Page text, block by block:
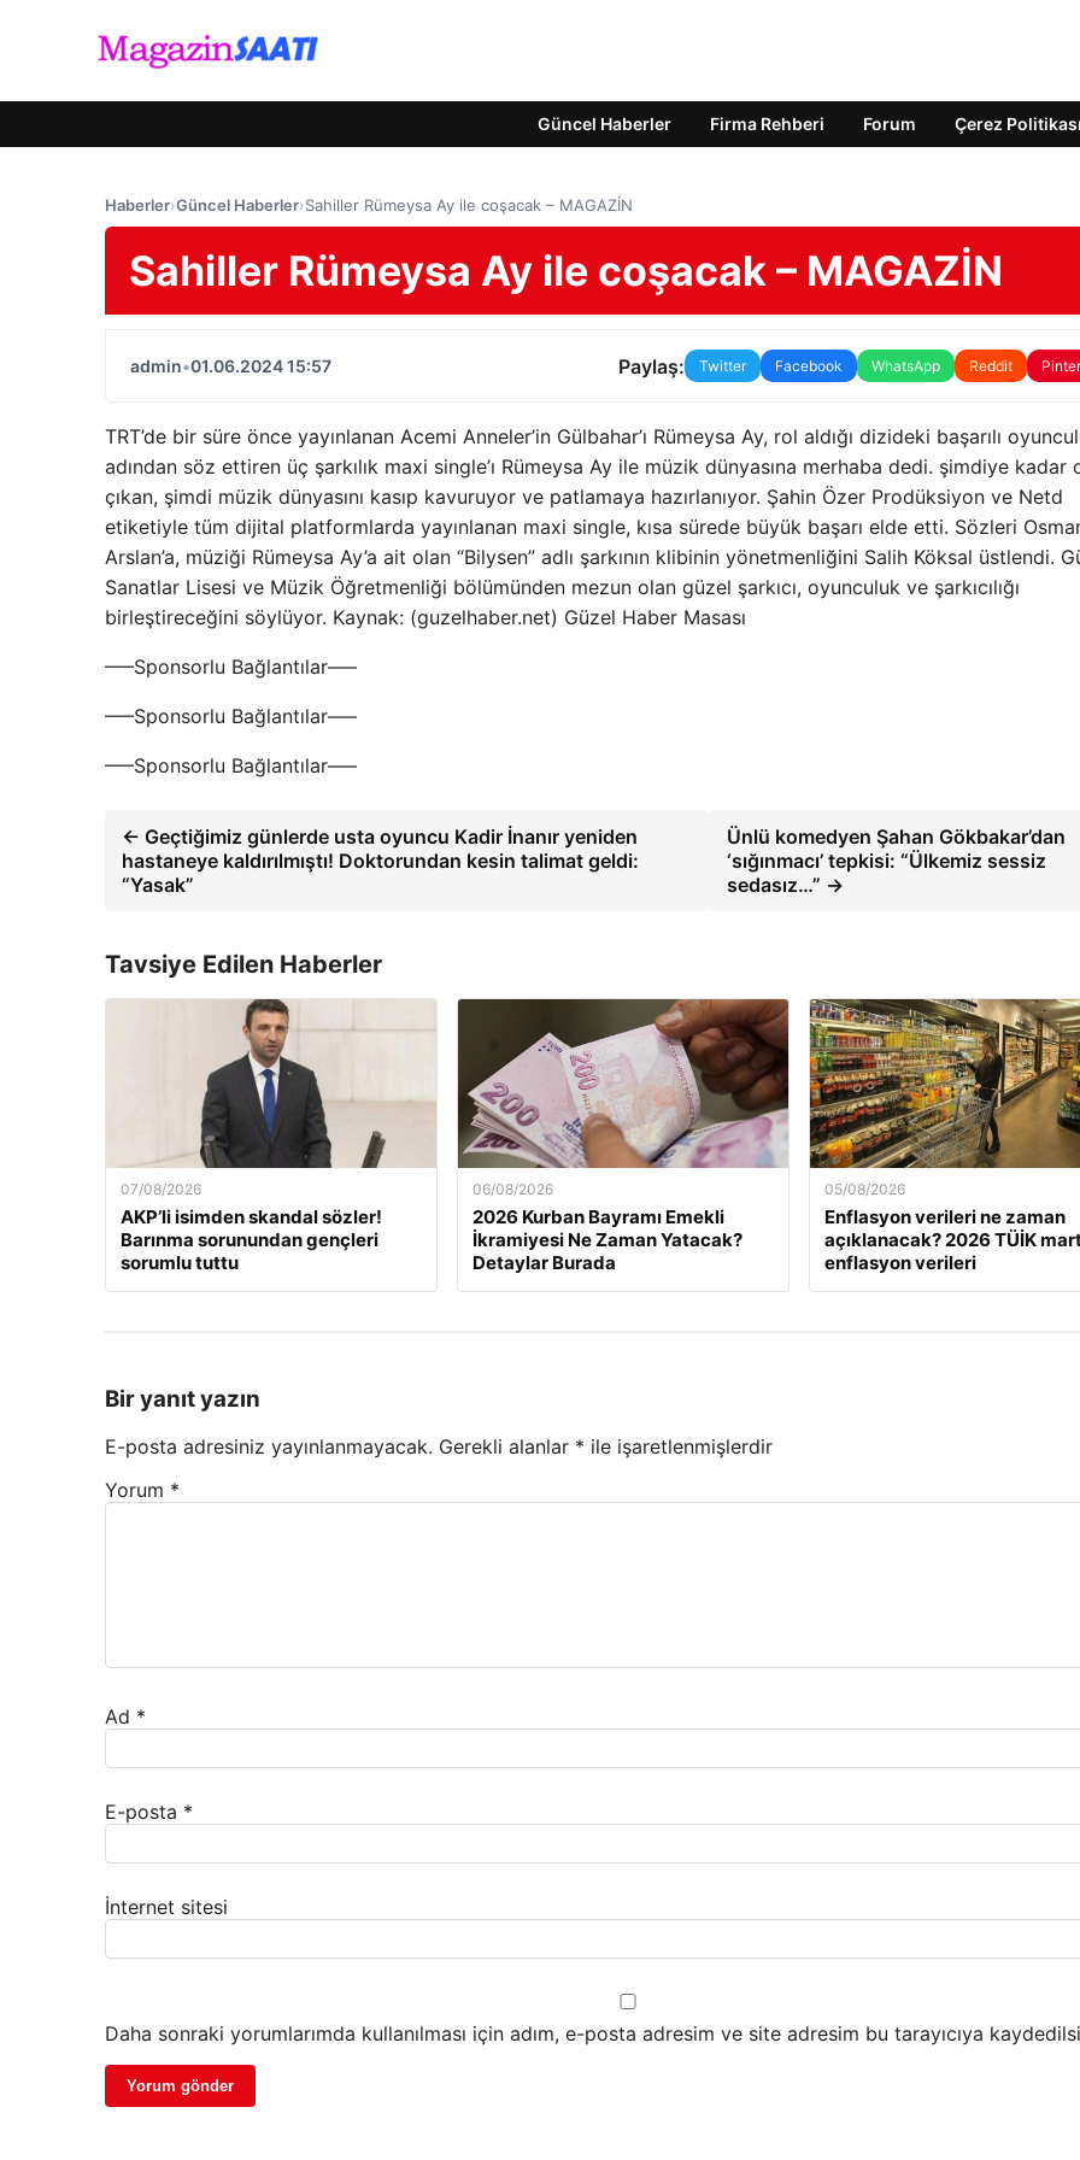
Güncel Haberler Firma Rehberi Forum Çerez Politikası
Haberler›Güncel Haberler›Sahiller Rümeysa Ay ile coşacak – MAGAZİN
Sahiller Rümeysa Ay ile coşacak – MAGAZİN
admin•01.06.2024 15:57 Paylaş: Twitter Facebook WhatsApp Reddit
TRT’de bir süre önce yayınlanan Acemi Anneler’in Gülbahar’ı Rümeysa Ay, rol aldığı dizideki başarılı
adından söz ettiren üç şarkılık maxi single’ı Rümeysa Ay ile müzik dünyasına merhaba dedi. şimdiye kadar
çıkan, şimdi müzik dünyasını kasıp kavuruyor ve patlamaya hazırlanıyor. Şahin Özer Prodüksiyon ve Netd
etiketiyle tüm dijital platformlarda yayınlanan maxi single, kısa sürede büyük başarı elde etti. Sözleri
Arslan’a, müziği Rümeysa Ay’a ait olan “Bilysen” adlı şarkının klibinin yönetmenliğini Salih Köksal üstlendi.
Sanatlar Lisesi ve Müzik Öğretmenliği bölümünden mezun olan güzel şarkıcı, oyunculuk ve şarkıcılığı
birleştireceğini söylüyor. Kaynak: (guzelhaber.net) Güzel Haber Masası
—–Sponsorlu Bağlantılar—–
—–Sponsorlu Bağlantılar—–
—–Sponsorlu Bağlantılar—–
← Geçtiğimiz günlerde usta oyuncu Kadir İnanır yeniden
hastaneye kaldırılmıştı! Doktorundan kesin talimat geldi:
“Yasak”
Ünlü komedyen Şahan Gökbakar’dan
‘sığınmacı’ tepkisi: “Ülkemiz sessiz
sedasız…” →
Tavsiye Edilen Haberler
07/08/2026
AKP’li isimden skandal sözler!
Barınma sorunundan gençleri
sorumlu tuttu
06/08/2026
2026 Kurban Bayramı Emekli
İkramiyesi Ne Zaman Yatacak?
Detaylar Burada
05/08/2026
Enflasyon verileri ne zaman
açıklanacak? 2026 TÜİK
enflasyon verileri
Bir yanıt yazın
E-posta adresiniz yayınlanmayacak. Gerekli alanlar * ile işaretlenmişlerdir
Yorum *
Ad *
E-posta *
İnternet sitesi
Daha sonraki yorumlarımda kullanılması için adım, e-posta adresim ve site adresim bu tarayıcıya